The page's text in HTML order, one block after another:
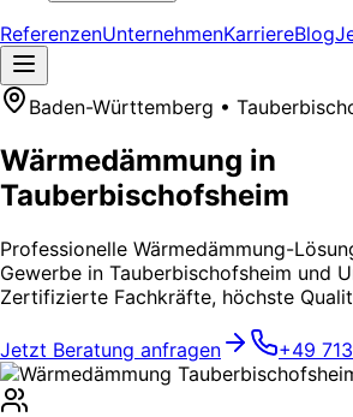
ReferenzenUnternehmenKarriereBlog
Baden-Württemberg •
Wärmedämmung in
Tauberbischofsheim
Professionelle Wärmedämmung-
Gewerbe in Tauberbischofsheim und
Zertifizierte Fachkräfte, höchste
Jetzt Beratung anfragen +49